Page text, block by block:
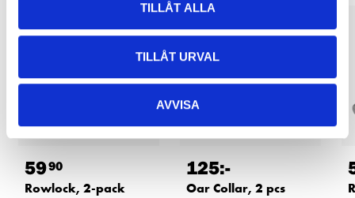
TILLÅT ALLA
TILLÅT URVAL
AVVISA
5990
Rowlock, 2-pack
125:-
Oar Collar, 2 pcs